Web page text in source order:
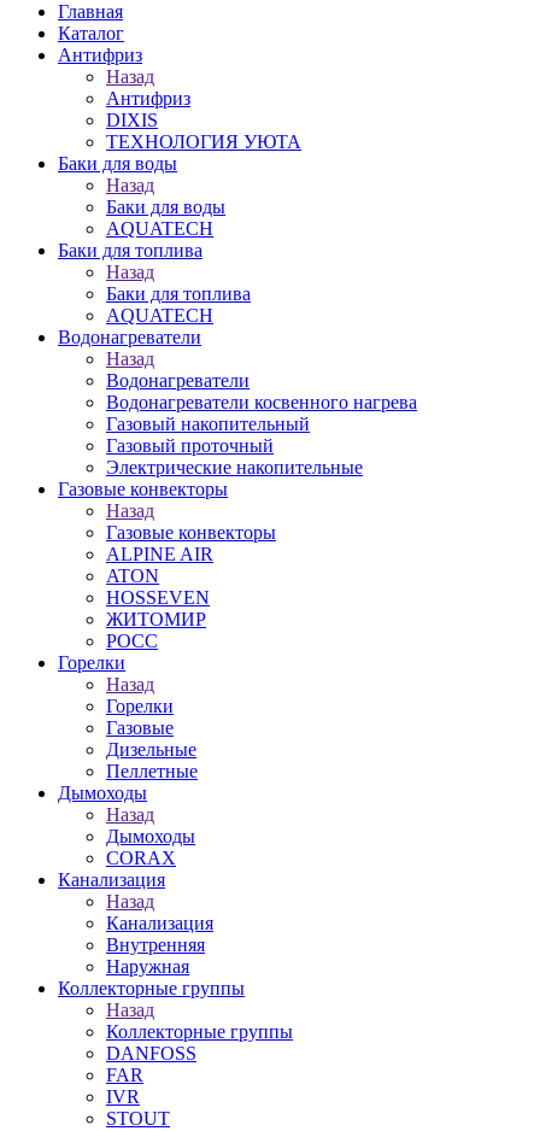
Главная
Каталог
Антифриз
Назад
Антифриз
DIXIS
ТЕХНОЛОГИЯ УЮТА
Баки для воды
Назад
Баки для воды
AQUATECH
Баки для топлива
Назад
Баки для топлива
AQUATECH
Водонагреватели
Назад
Водонагреватели
Водонагреватели косвенного нагрева
Газовый накопительный
Газовый проточный
Электрические накопительные
Газовые конвекторы
Назад
Газовые конвекторы
ALPINE AIR
ATON
HOSSEVEN
ЖИТОМИР
РОСС
Горелки
Назад
Горелки
Газовые
Дизельные
Пеллетные
Дымоходы
Назад
Дымоходы
CORAX
Канализация
Назад
Канализация
Внутренняя
Наружная
Коллекторные группы
Назад
Коллекторные группы
DANFOSS
FAR
IVR
STOUT